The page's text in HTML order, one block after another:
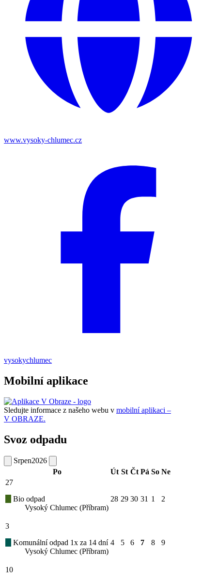
www.vysoky-chlumec.cz
vysokychlumec
Mobilní aplikace
Sledujte informace z našeho webu v mobilní aplikaci –
V OBRAZE.
Svoz odpadu
Srpen2026
Po
Út St Čt Pá So Ne
27
Bio odpad
Vysoký Chlumec (Příbram)
28 29 30 31 1 2
3
Komunální odpad 1x za 14 dní
Vysoký Chlumec (Příbram)
4 5 6 7 8 9
10